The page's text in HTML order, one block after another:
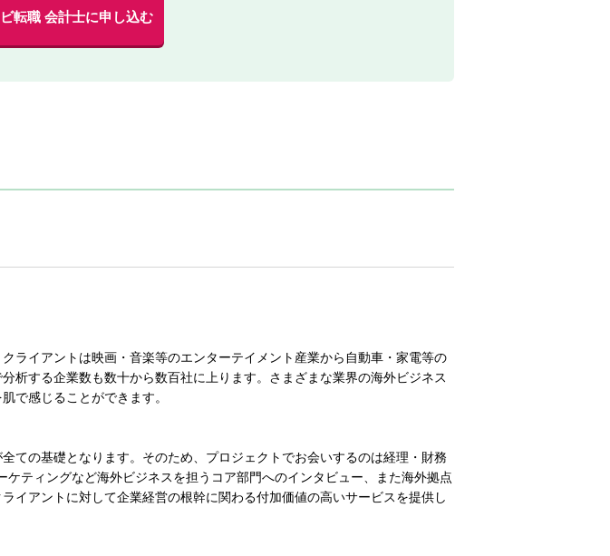
転職 会計士に申し込む
ライアントは映画・音楽等のエンターテイメント産業から自動車・家電等の
析する企業数も数十から数百社に上ります。さまざまな業界の海外ビジネス
で感じることができます。
ての基礎となります。そのため、プロジェクトでお会いするのは経理・財務
ティングなど海外ビジネスを担うコア部門へのインタビュー、また海外拠点
イアントに対して企業経営の根幹に関わる付加価値の高いサービスを提供し